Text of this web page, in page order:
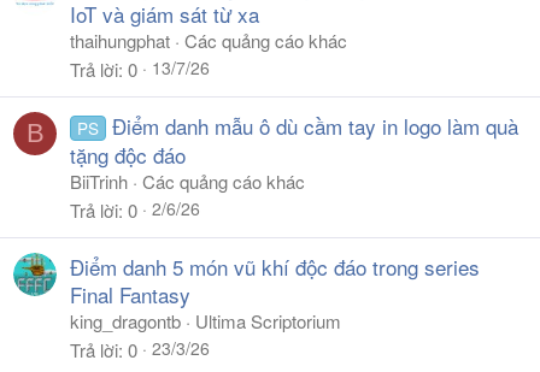
IoT và giám sát từ xa
thaihungphat Các quảng cáo khác
Trả lời 0 13/7/26
B PS Điểm danh mẫu ô dù cầm tay in logo làm quà
tặng độc đáo
BiiTrinh Các quảng cáo khác
Trả lời 0 2/6/26
Điểm danh 5 món vũ khí độc đáo trong series
Final Fantasy
king_dragontb
Ultima Scriptorium
Trả lời 0 23/3/26